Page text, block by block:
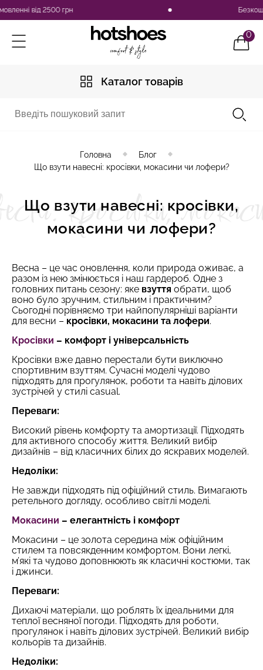
від 2500 грн
0
Каталог товарів
Головна
Блог
Що взути навесні: кросівки, мокасини чи лофери?
кросівки,
Що взути навесні: кросівки,
мокасини чи лофери?
Весна – це час оновлення, коли природа оживає, а
разом із нею змінюється і наш гардероб. Одне з
головних питань сезону: яке взуття обрати, щоб
воно було зручним, стильним і практичним?
Сьогодні порівняємо три найпопулярніші варіанти
для весни – кросівки, мокасини та лофери.
Кросівки – комфорт і універсальність
Кросівки вже давно перестали бути виключно
спортивним взуттям. Сучасні моделі чудово
підходять для прогулянок, роботи та навіть ділових
зустрічей у стилі casual.
Переваги:
Високий рівень комфорту та амортизації. Підходять
для активного способу життя. Великий вибір
дизайнів – від класичних білих до яскравих моделей.
Недоліки:
Не завжди підходять під офіційний стиль. Вимагають
ретельного догляду, особливо світлі моделі.
Мокасини – елегантність і комфорт
Мокасини – це золота середина між офіційним
стилем та повсякденним комфортом. Вони легкі,
м’які та чудово доповнюють як класичні костюми, так
і джинси.
Переваги:
Дихаючі матеріали, що роблять їх ідеальними для
теплої весняної погоди. Підходять для роботи,
прогулянок і навіть ділових зустрічей. Великий вибір
кольорів та дизайнів.
Недоліки: